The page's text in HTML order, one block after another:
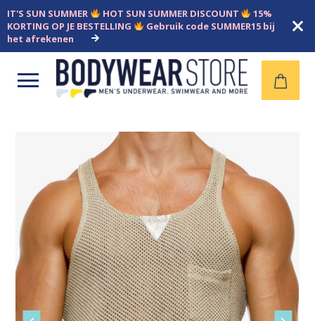
IT'S SUN SUMMER HOT SUN SUMMER DISCOUNT
15%
KORTING OP JE BESTELLING
Gebruik code SUMMER15 bij
het afrekenen
Open